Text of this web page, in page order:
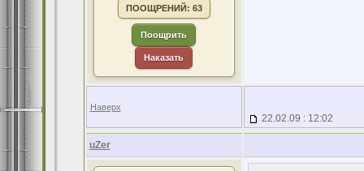
ПООЩРЕНИЙ: 63
Поощрить
Наказать
Наверх
22.02.09 : 12:02
uZer